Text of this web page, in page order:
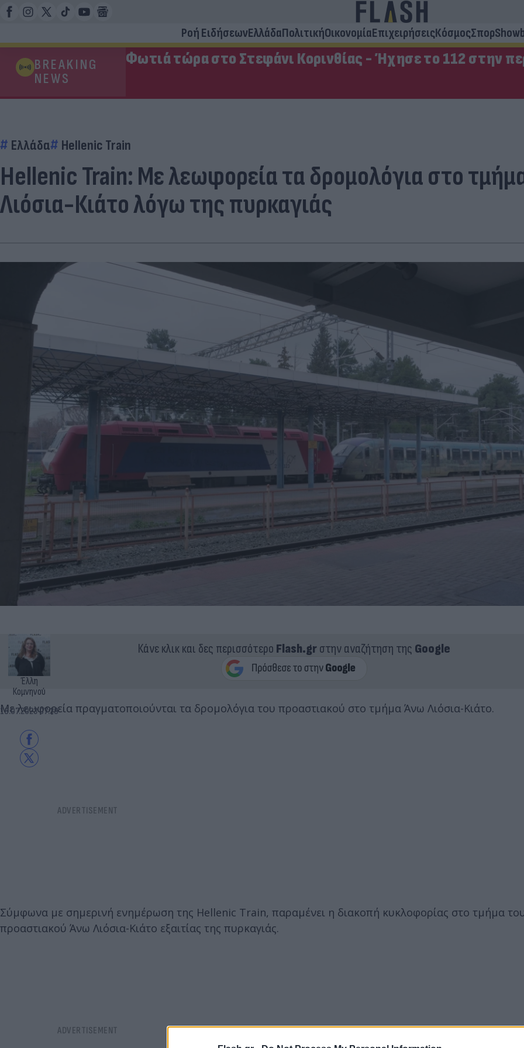
Ροή ΕιδήσεωνΕλλάδαΠολιτικήΟικονομίαΕπιχειρήσειςΚόσμοςΣπορ
BREAKING
NEWS
Φωτιά τώρα στο Στεφάνι Κορινθίας - Ήχησε το 112 στην
Ελλάδα Hellenic Train
Hellenic Train: Με λεωφορεία τα δρομολόγια στο
Λιόσια-Κιάτο λόγω της πυρκαγιάς
Έλλη
Κομνηνού
18.07.2023 07:29
Κάνε κλικ και δες περισσότερο Flash.grστην αναζήτηση της Google
Με λεωφορεία πραγματοποιούνται τα δρομολόγια του προαστιακού στο τμήμα Άνω Λιόσια-Κιάτο.
Σύμφωνα με σημερινή ενημέρωση της Hellenic Train, παραμένει η διακοπή κυκλοφορίας στο τμήμα
προαστιακού Άνω Λιόσια-Κιάτο εξαιτίας της πυρκαγιάς.